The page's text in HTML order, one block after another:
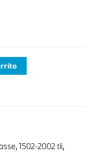
,1502-2002 tii,